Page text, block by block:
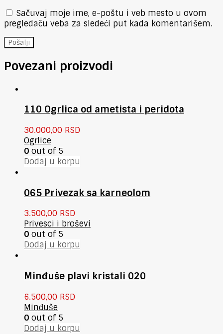
Sačuvaj moje ime, e-poštu i veb mesto u ovom
pregledaču veba za sledeći put kada komentarišem.
Povezani proizvodi
110 Ogrlica od ametista i peridota
30.000,00 RSD
Ogrlice
0 out of 5
Dodaj u korpu
065 Privezak sa karneolom
3.500,00 RSD
Privesci i broševi
0 out of 5
Dodaj u korpu
Minđuše plavi kristali 020
6.500,00 RSD
Minđuše
0 out of 5
Dodaj u korpu